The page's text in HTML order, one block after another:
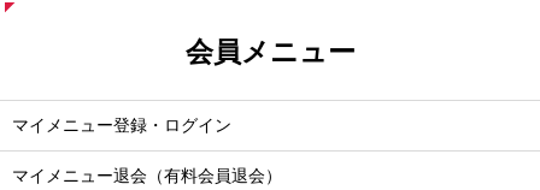
会員メニュー
マイメニュー登録・ログイン
マイメニュー退会（有料会員退会）